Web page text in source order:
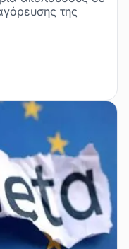
της